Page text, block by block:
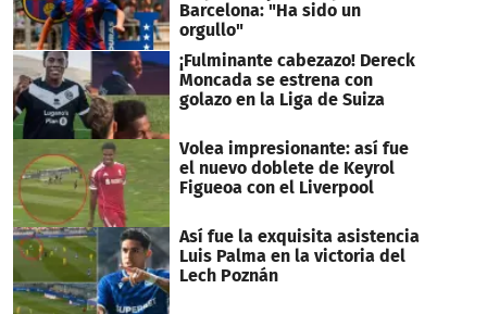
Barcelona: "Ha sido un
orgullo"
¡Fulminante cabezazo! Dereck
Moncada se estrena con
golazo en la Liga de Suiza
Volea impresionante: así fue
el nuevo doblete de Keyrol
Figueoa con el Liverpool
Así fue la exquisita asistencia
Luis Palma en la victoria del
Lech Poznán